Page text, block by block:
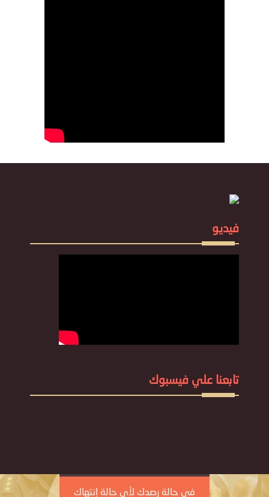
فيديو
تابعنا علي فيسبوك
في حالة رصدك لأي حالة إنتهاك